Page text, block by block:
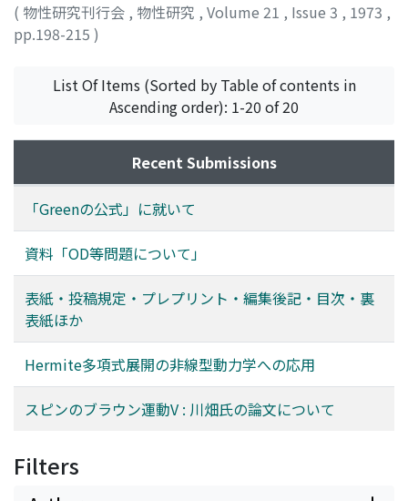
( 物性研究刊行会 , 物性研究 , Volume 21 , Issue 3 , 1973 ,
pp.198-215 )
List Of Items (Sorted by Table of contents in
Ascending order): 1-20 of 20
Recent Submissions
「Greenの公式」に就いて
資料「OD等問題について」
表紙・投稿規定・プレプリント・編集後記・目次・裏
表紙ほか
Hermite多項式展開の非線型動力学への応用
スピンのブラウン運動V : 川畑氏の論文について
Filters